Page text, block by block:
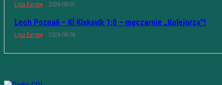
Liga Europy 2026-08-07
Lech Poznań – KÍ Klaksvík 1:0 – męczarnie „Kolejorza”!
Liga Europy 2026-08-06